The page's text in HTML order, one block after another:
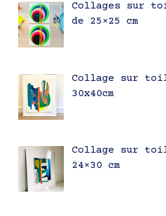
Collages sur
de 25×25 cm
Collage sur
30x40cm
Collage sur
24×30 cm